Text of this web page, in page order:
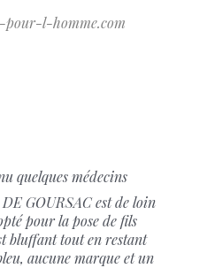
pour-l-homme.com
quelques médecins
GOURSAC est de loin
pour la pose de fils
bluffant tout en restant
aucune marque et un